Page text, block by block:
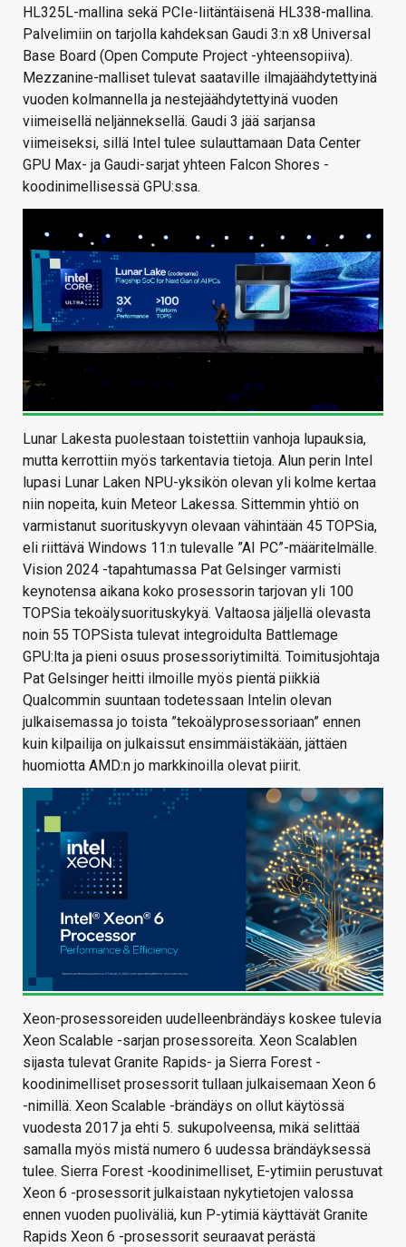
HL325L-mallina sekä PCIe-liitäntäisenä HL338-mallina.
Palvelimiin on tarjolla kahdeksan Gaudi 3:n x8 Universal
Base Board (Open Compute Project -yhteensopiiva).
Mezzanine-malliset tulevat saataville ilmajäähdytettyinä
vuoden kolmannella ja nestejäähdytettyinä vuoden
viimeisellä neljänneksellä. Gaudi 3 jää sarjansa
viimeiseksi, sillä Intel tulee sulauttamaan Data Center
GPU Max- ja Gaudi-sarjat yhteen Falcon Shores -
koodinimellisessä GPU:ssa.
Lunar Lakesta puolestaan toistettiin vanhoja lupauksia,
mutta kerrottiin myös tarkentavia tietoja. Alun perin Intel
lupasi Lunar Laken NPU-yksikön olevan yli kolme kertaa
niin nopeita, kuin Meteor Lakessa. Sittemmin yhtiö on
varmistanut suorituskyvyn olevaan vähintään 45 TOPSia,
eli riittävä Windows 11:n tulevalle ”AI PC”-määritelmälle.
Vision 2024 -tapahtumassa Pat Gelsinger varmisti
keynotensa aikana koko prosessorin tarjovan yli 100
TOPSia tekoälysuorituskykyä. Valtaosa jäljellä olevasta
noin 55 TOPSista tulevat integroidulta Battlemage
GPU:lta ja pieni osuus prosessoriytimiltä. Toimitusjohtaja
Pat Gelsinger heitti ilmoille myös pientä piikkiä
Qualcommin suuntaan todetessaan Intelin olevan
julkaisemassa jo toista ”tekoälyprosessoriaan” ennen
kuin kilpailija on julkaissut ensimmäistäkään, jättäen
huomiotta AMD:n jo markkinoilla olevat piirit.
Xeon-prosessoreiden uudelleenbrändäys koskee tulevia
Xeon Scalable -sarjan prosessoreita. Xeon Scalablen
sijasta tulevat Granite Rapids- ja Sierra Forest -
koodinimelliset prosessorit tullaan julkaisemaan Xeon 6
-nimillä. Xeon Scalable -brändäys on ollut käytössä
vuodesta 2017 ja ehti 5. sukupolveensa, mikä selittää
samalla myös mistä numero 6 uudessa brändäyksessä
tulee. Sierra Forest -koodinimelliset, E-ytimiin perustuvat
Xeon 6 -prosessorit julkaistaan nykytietojen valossa
ennen vuoden puoliväliä, kun P-ytimiä käyttävät Granite
Rapids Xeon 6 -prosessorit seuraavat perästä